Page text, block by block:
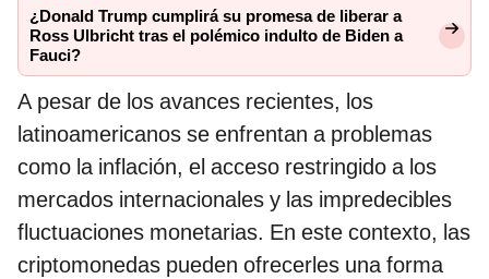
¿Donald Trump cumplirá su promesa de liberar a
Ross Ulbricht tras el polémico indulto de Biden a
Fauci?
A pesar de los avances recientes, los
latinoamericanos se enfrentan a problemas
como la inflación, el acceso restringido a los
mercados internacionales y las impredecibles
fluctuaciones monetarias. En este contexto, las
criptomonedas pueden ofrecerles una forma